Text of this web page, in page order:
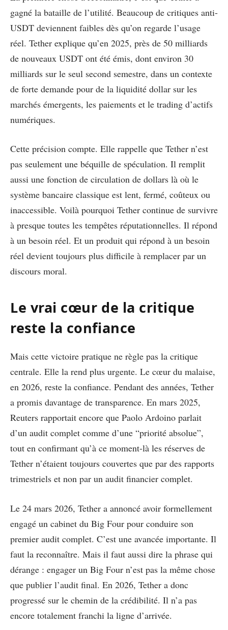
gagné la bataille de l’utilité. Beaucoup de critiques anti-
USDT deviennent faibles dès qu’on regarde l’usage
réel. Tether explique qu’en 2025, près de 50 milliards
de nouveaux USDT ont été émis, dont environ 30
milliards sur le seul second semestre, dans un contexte
de forte demande pour de la liquidité dollar sur les
marchés émergents, les paiements et le trading d’actifs
numériques.
Cette précision compte. Elle rappelle que Tether n’est
pas seulement une béquille de spéculation. Il remplit
aussi une fonction de circulation de dollars là où le
système bancaire classique est lent, fermé, coûteux ou
inaccessible. Voilà pourquoi Tether continue de survivre
à presque toutes les tempêtes réputationnelles. Il répond
à un besoin réel. Et un produit qui répond à un besoin
réel devient toujours plus difficile à remplacer par un
discours moral.
Le vrai cœur de la critique
reste la confiance
Mais cette victoire pratique ne règle pas la critique
centrale. Elle la rend plus urgente. Le cœur du malaise,
en 2026, reste la confiance. Pendant des années, Tether
a promis davantage de transparence. En mars 2025,
Reuters rapportait encore que Paolo Ardoino parlait
d’un audit complet comme d’une “priorité absolue”,
tout en confirmant qu’à ce moment-là les réserves de
Tether n’étaient toujours couvertes que par des rapports
trimestriels et non par un audit financier complet.
Le 24 mars 2026, Tether a annoncé avoir formellement
engagé un cabinet du Big Four pour conduire son
premier audit complet. C’est une avancée importante. Il
faut la reconnaître. Mais il faut aussi dire la phrase qui
dérange : engager un Big Four n’est pas la même chose
que publier l’audit final. En 2026, Tether a donc
progressé sur le chemin de la crédibilité. Il n’a pas
encore totalement franchi la ligne d’arrivée.